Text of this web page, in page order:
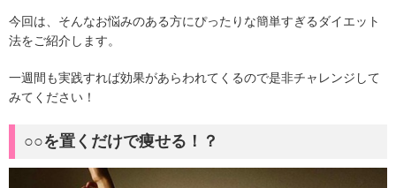
今回は、そんなお悩みのある方にぴったりな簡単すぎるダイエット
法をご紹介します。
一週間も実践すれば効果があらわれてくるので是非チャレンジして
みてください！
○○を置くだけで痩せる！？